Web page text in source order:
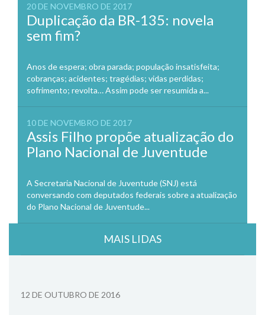
20 DE NOVEMBRO DE 2017
Duplicação da BR-135: novela
sem fim?
Anos de espera; obra parada; população insatisfeita;
cobranças; acidentes; tragédias; vidas perdidas;
sofrimento; revolta… Assim pode ser resumida a...
10 DE NOVEMBRO DE 2017
Assis Filho propõe atualização do
Plano Nacional de Juventude
A Secretaria Nacional de Juventude (SNJ) está
conversando com deputados federais sobre a atualização
do Plano Nacional de Juventude...
MAIS LIDAS
12 DE OUTUBRO DE 2016